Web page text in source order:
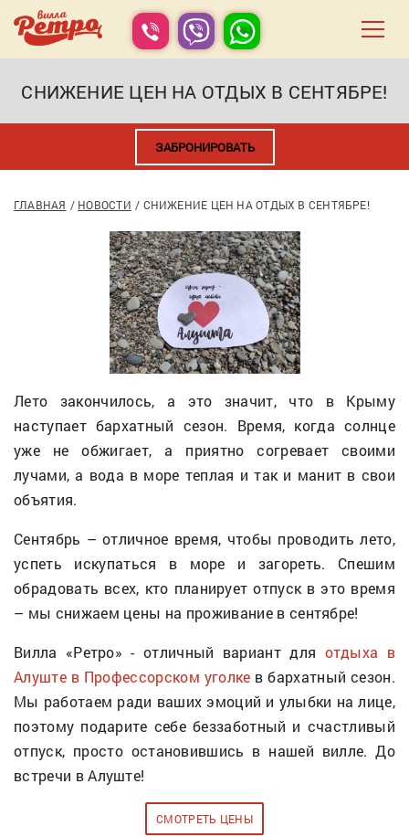
СНИЖЕНИЕ ЦЕН НА ОТДЫХ В СЕНТЯБРЕ!
ЗАБРОНИРОВАТЬ
ГЛАВНАЯ НОВОСТИ СНИЖЕНИЕ ЦЕН НА ОТДЫХ В СЕНТЯБРЕ!
Лето закончилось, а это значит, что в Крыму
наступает бархатный сезон. Время, когда солнце
уже не обжигает, а приятно согревает своими
лучами, а вода в море теплая и так и манит в свои
объятия.
Сентябрь – отличное время, чтобы проводить лето,
успеть искупаться в море и загореть. Спешим
обрадовать всех, кто планирует отпуск в это время
– мы снижаем цены на проживание в сентябре!
Вилла «Ретро» - отличный вариант для отдыха в
Алуште в Профессорском уголке в бархатный сезон.
Мы работаем ради ваших эмоций и улыбки на лице,
поэтому подарите себе беззаботный и счастливый
отпуск, просто остановившись в нашей вилле. До
встречи в Алуште!
СМОТРЕТЬ ЦЕНЫ